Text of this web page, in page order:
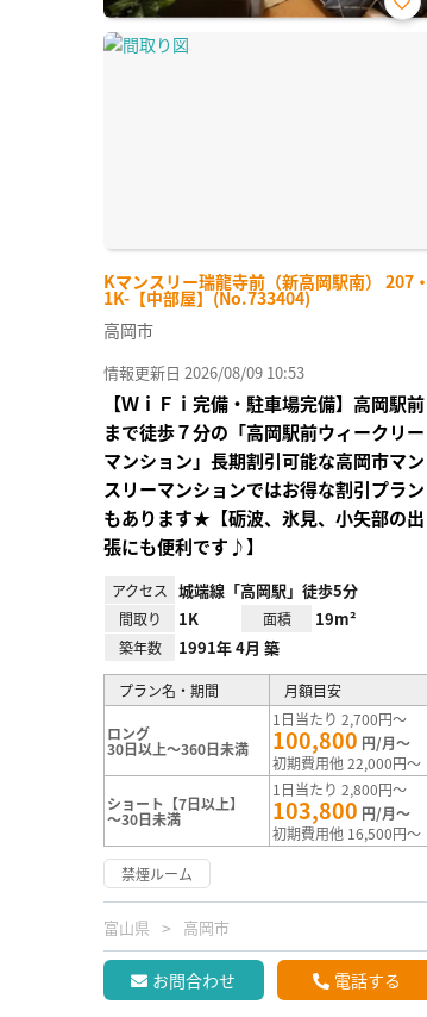
Kマンスリー瑞龍寺前（新高岡駅南） 207・
1K-【中部屋】(No.733404)
お気
高岡市
情報更新日 2026/08/09 10:53
【ＷｉＦｉ完備・駐車場完備】高岡駅前
まで徒歩７分の「高岡駅前ウィークリー
マンション」長期割引可能な高岡市マン
スリーマンションではお得な割引プラン
もあります★【砺波、氷見、小矢部の出
張にも便利です♪】
アクセス 城端線「高岡駅」徒歩5分
間取り 1K 面積 19m²
築年数 1991年 4月 築
プラン名・期間 月額目安
ロング
30日以上～360日未満
1日当たり 2,700円～
100,800 円/月～
初期費用他 22,000円～
ショート【7日以上】
～30日未満
1日当たり 2,800円～
103,800 円/月～
初期費用他 16,500円～
禁煙ルーム
富山県 高岡市
お問合わせ 電話する